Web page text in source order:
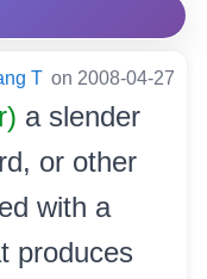
T on 2008-04-27
a slender
or other
with a
produces